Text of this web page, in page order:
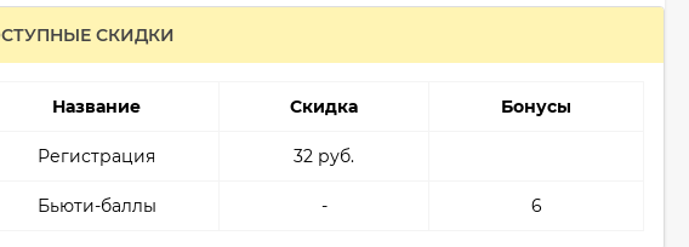
СКИДКИ
Название Скидка Бонусы
Регистрация 32 руб.
Бьюти-баллы - 6